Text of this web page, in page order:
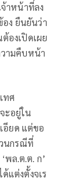
าหน้าที่ลง
อง ยืนยันว่า
องเปิดเผย
ามคืบหน้า
ทศ
ะอยู่ใน
อียด แต่ขอ
นกรณีที่
พล.ต.ต. ก’
แต่งตั้งจเร